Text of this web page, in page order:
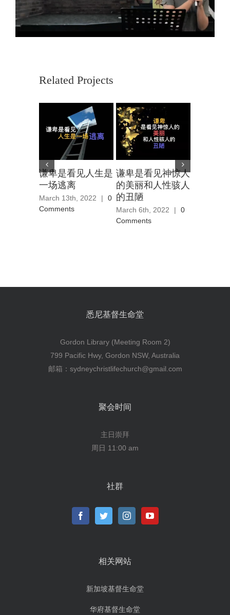
Related Projects
谦卑是看见人生是
一场逃离
March 13th, 2022 |
0
Comments
谦卑是看见神惊人
的美丽和人性骇人
的丑陋
March 6th, 2022 |
0
Comments
悉尼基督生命堂
Gordon Library (Meeting Room 2)
799 Pacific Hwy, Gordon NSW, Australia
邮箱：sydneychristlifechurch@gmail.com
聚会时间
主日崇拜
周日 11:00 am
社群
相关网站
新加坡基督生命堂
华府基督生命堂